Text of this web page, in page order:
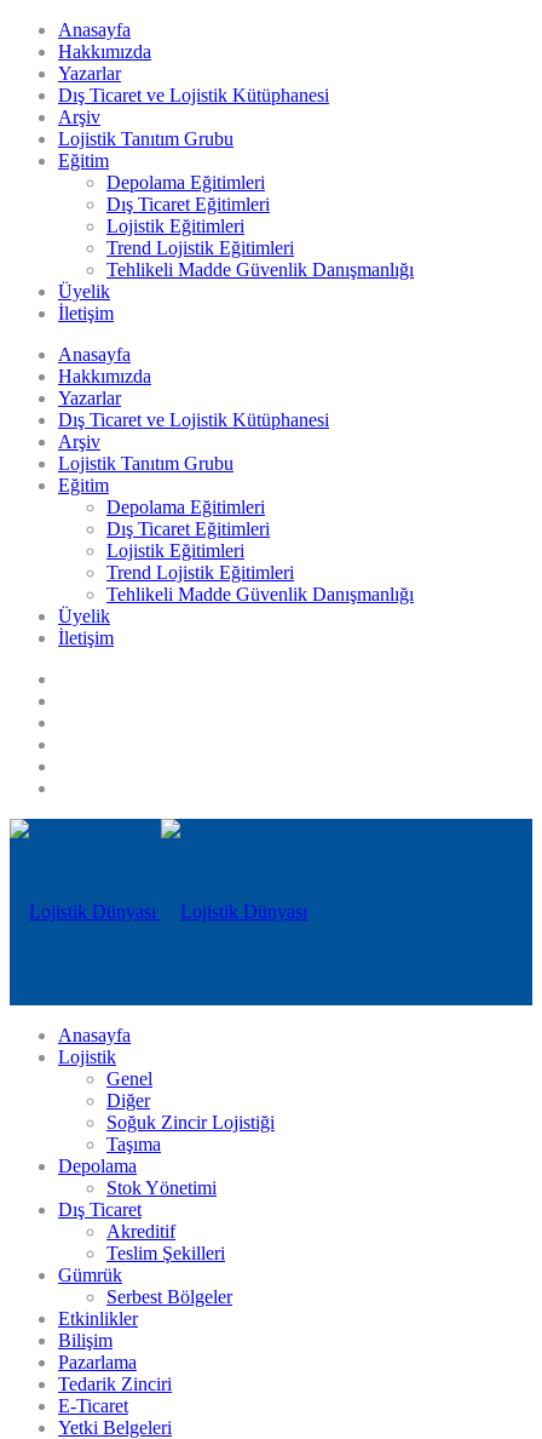
Anasayfa
Hakkımızda
Yazarlar
Dış Ticaret ve Lojistik Kütüphanesi
Arşiv
Lojistik Tanıtım Grubu
Eğitim
Depolama Eğitimleri
Dış Ticaret Eğitimleri
Lojistik Eğitimleri
Trend Lojistik Eğitimleri
Tehlikeli Madde Güvenlik Danışmanlığı
Üyelik
İletişim
Anasayfa
Hakkımızda
Yazarlar
Dış Ticaret ve Lojistik Kütüphanesi
Arşiv
Lojistik Tanıtım Grubu
Eğitim
Depolama Eğitimleri
Dış Ticaret Eğitimleri
Lojistik Eğitimleri
Trend Lojistik Eğitimleri
Tehlikeli Madde Güvenlik Danışmanlığı
Üyelik
İletişim
Anasayfa
Lojistik
Genel
Diğer
Soğuk Zincir Lojistiği
Taşıma
Depolama
Stok Yönetimi
Dış Ticaret
Akreditif
Teslim Şekilleri
Gümrük
Serbest Bölgeler
Etkinlikler
Bilişim
Pazarlama
Tedarik Zinciri
E-Ticaret
Yetki Belgeleri